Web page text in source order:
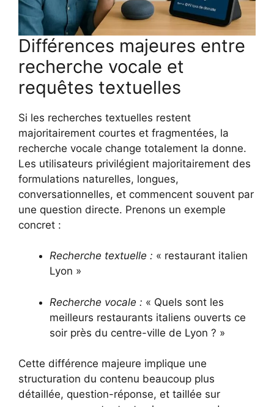
Différences majeures entre
recherche vocale et
requêtes textuelles
Si les recherches textuelles restent
majoritairement courtes et fragmentées, la
recherche vocale change totalement la donne.
Les utilisateurs privilégient majoritairement des
formulations naturelles, longues,
conversationnelles, et commencent souvent par
une question directe. Prenons un exemple
concret :
Recherche textuelle : « restaurant italien
Lyon »
Recherche vocale : « Quels sont les
meilleurs restaurants italiens ouverts ce
soir près du centre-ville de Lyon ? »
Cette différence majeure implique une
structuration du contenu beaucoup plus
détaillée, question-réponse, et taillée sur